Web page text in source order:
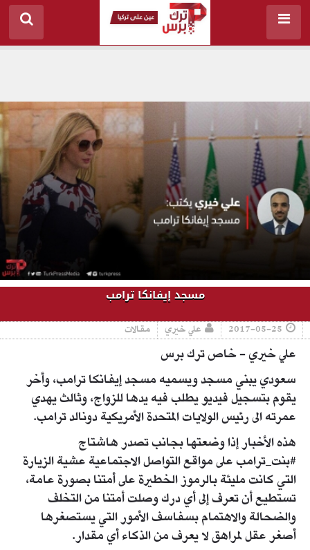
مسجد إيفانكا ترامب
2017-05-25 علي خيري مقالات
علي خيري - خاص ترك برس
سعودي يبني مسجد ويسميه مسجد إيفانكا ترامب، وأخر
يقوم بتسجيل فيديو يطلب فيه يدها للزواج، وثالث يهدي
عمرته الى رئيس الولايات المتحدة الأمريكية دونالد ترامب.
هذه الأخبار إذا وضعتها بجانب تصدر هاشتاج
#بنت_ترامب على مواقع التواصل الاجتماعية عشية الزيارة
التي كانت مليئة بالرموز الخطيرة على أمتنا بصورة عامة،
تستطيع أن تعرف إلى أي درك وصلت أمتنا من التخلف
والضحالة والاهتمام بسفاسف الأمور التي يستصغرها
أصغر عقل لمراهق لا يعرف من الذكاء أي مقدار.